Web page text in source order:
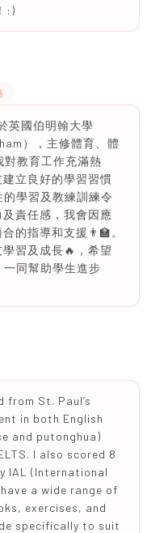
:)
英國伯明翰大學
），主修體育、體
對教育工作充滿熱
立良好的學習習慣
學習及教練訓練令
責任感，我會因應
的指導和支援👨‍🏫。
習及成長🔥，希望
同幫助學生進步
from St. Paul’s
in both English
and putonghua)
I also scored 8
IAL (International
a wide range of
exercises, and
specifically to suit